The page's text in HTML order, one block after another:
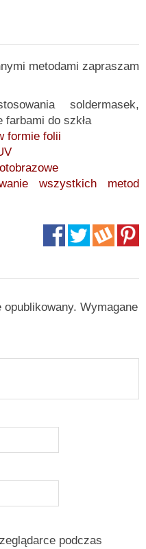
metodami zapraszam
soldermasek,
farbami do szkła
formie folii
wszystkich metod
Wymagane
podczas